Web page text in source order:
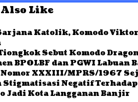
Like
Katolik, Komodo
Sebut Komodo
BPOLBF dan PGWI Labuan
Nomor XXXIII/MPRS/1967
Stigmatisasi Negatif
Jadi Kota Langganan Banjir